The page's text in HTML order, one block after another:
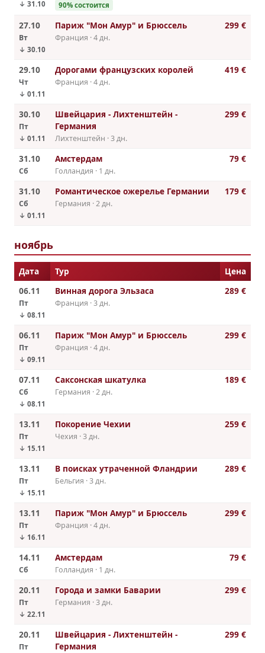
↓ 31.10 90% состоится
27.10
Вт
↓ 30.10
Париж "Мон Амур" и Брюссель
Франция · 4 дн.
299 €
29.10
Чт
↓ 01.11
Дорогами французских королей
Франция · 4 дн.
419 €
30.10
Пт
↓ 01.11
Швейцария - Лихтенштейн -
Германия
Лихтенштейн · 3 дн.
299 €
31.10
Сб
Амстердам
Голландия · 1 дн.
79 €
31.10
Сб
↓ 01.11
Романтическое ожерелье Германии
Германия · 2 дн.
179 €
ноябрь
Дата Тур
Цена
06.11
Пт
↓ 08.11
Винная дорога Эльзаса
Франция · 3 дн.
289 €
06.11
Пт
↓ 09.11
Париж "Мон Амур" и Брюссель
Франция · 4 дн.
299 €
07.11
Сб
↓ 08.11
Саксонская шкатулка
Германия · 2 дн.
189 €
13.11
Пт
↓ 15.11
Покорение Чехии
Чехия · 3 дн.
259 €
13.11
Пт
↓ 15.11
В поисках утраченной Фландрии
Бельгия · 3 дн.
289 €
13.11
Пт
↓ 16.11
Париж "Мон Амур" и Брюссель
Франция · 4 дн.
299 €
14.11
Сб
Амстердам
Голландия · 1 дн.
79 €
20.11
Пт
↓ 22.11
Города и замки Баварии
Германия · 3 дн.
299 €
20.11
Пт
Швейцария - Лихтенштейн -
Германия
299 €